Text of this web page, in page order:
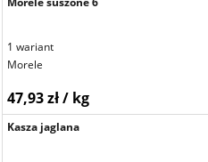
1 wariant
Morele
47,93 zł / kg
Kasza jaglana